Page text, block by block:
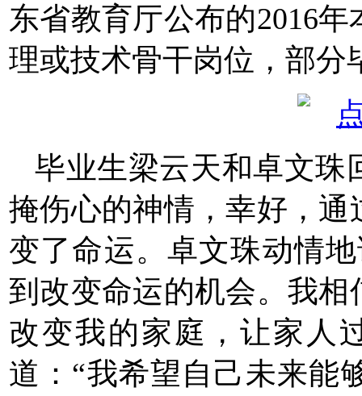
东省教育厅公布的2016年
理或技术骨干岗位，部分
毕业生梁云天和卓文珠
掩伤心的神情，幸好，
变了命运。卓文珠动情
到改变命运的机会。我
改变我的家庭，让家人
道：“我希望自己未来能